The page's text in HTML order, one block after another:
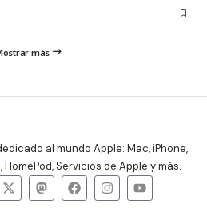
más
al mundo Apple: Mac, iPhone,
HomePod, Servicios de Apple y más.